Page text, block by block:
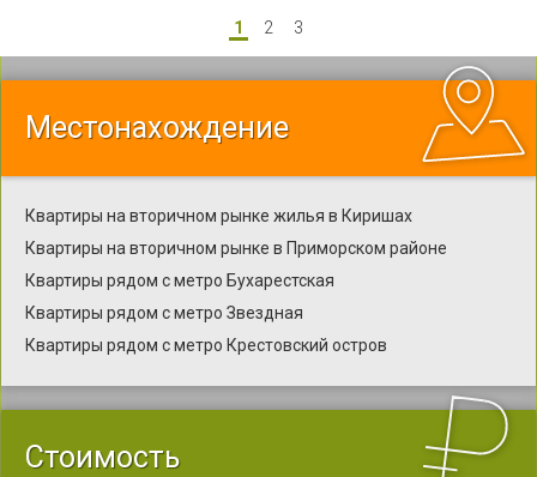
1 2 3
Местонахождение
Квартиры на вторичном рынке жилья в Киришах
Квартиры на вторичном рынке в Приморском районе
Квартиры рядом с метро Бухарестская
Квартиры рядом с метро Звездная
Квартиры рядом с метро Крестовский остров
Стоимость